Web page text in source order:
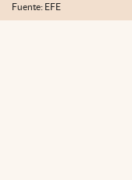
Fuente: EFE